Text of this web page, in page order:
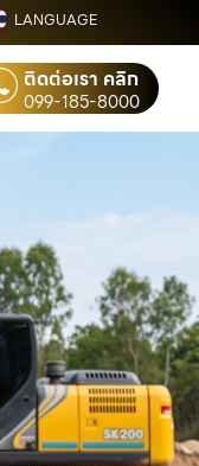
LANGUAGE
ติดต่อเรา คลิก
099-185-8000